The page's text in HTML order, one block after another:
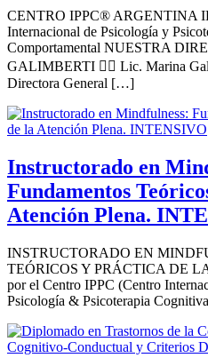
CENTRO IPPC® ARGENTINA
Internacional de Psicología y
Comportamental NUESTRA
GALIMBERTI 👩‍⚕️ Lic. Marina
Directora General […]
Instructorado en
Fundamentos
Atención Plena.
INSTRUCTORADO EN
TEÓRICOS Y PRÁCTICA DE
por el Centro IPPC (Centro
Psicología & Psicoterapia